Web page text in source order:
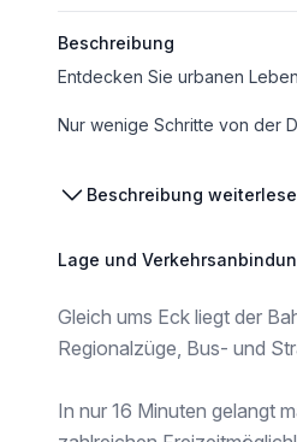
Beschreibung
Nur wenige Schritte von der Donau entfernt versprechen moderne Eigentumswohnungen mit hochwertiger Ausstattung, flexiblen Grundrissen und großzügigen Freiflächen eine
Apotheke <500m
Krankenhaus <1.250m
Kinder & Schulen
Kindergarten <500m
Universität <250m
Beschreibung
Lage und
Gleich ums Eck liegt der
Regionalzüge, Bus- und
In nur 16 Minuten gelangt